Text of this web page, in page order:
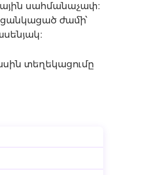
սահմանաչափ։
ցանկացած ժամի՝
տեղեկացումը